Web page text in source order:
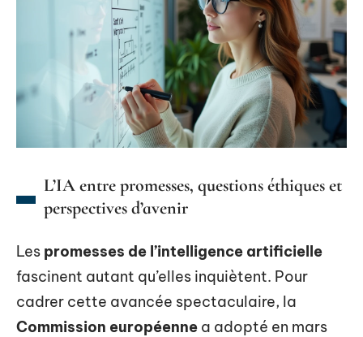
L’IA entre promesses, questions éthiques et
perspectives d’avenir
Les promesses de l’intelligence artificielle
fascinent autant qu’elles inquiètent. Pour
cadrer cette avancée spectaculaire, la
Commission européenne a adopté en mars